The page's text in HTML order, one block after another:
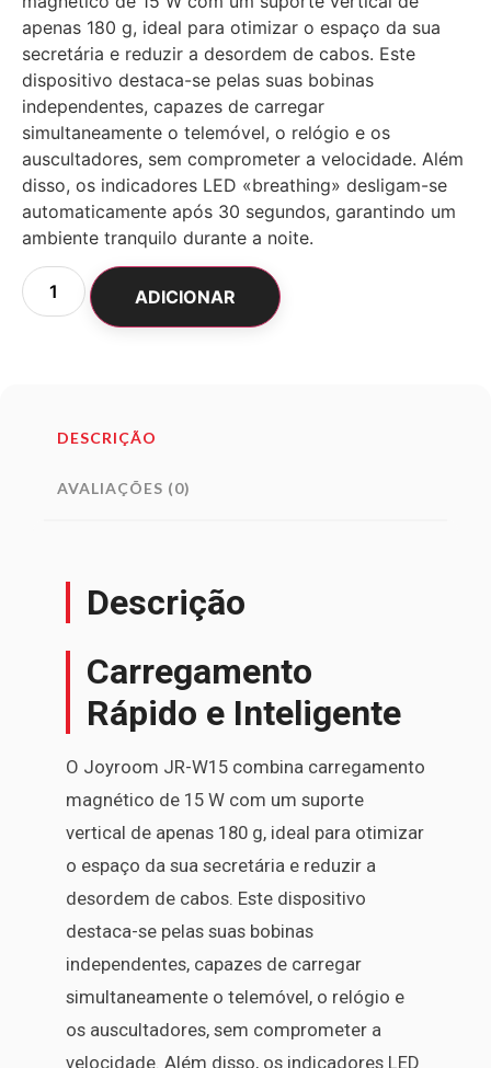
apenas 180 g, ideal para otimizar o espaço da sua
secretária e reduzir a desordem de cabos. Este
dispositivo destaca-se pelas suas bobinas
independentes, capazes de carregar
simultaneamente o telemóvel, o relógio e os
auscultadores, sem comprometer a velocidade. Além
disso, os indicadores LED «breathing» desligam-se
automaticamente após 30 segundos, garantindo um
ambiente tranquilo durante a noite.
ADICIONAR
DESCRIÇÃO
AVALIAÇÕES (0)
Descrição
Carregamento
Rápido e Inteligente
O Joyroom JR-W15 combina carregamento
magnético de 15 W com um suporte
vertical de apenas 180 g, ideal para otimizar
o espaço da sua secretária e reduzir a
desordem de cabos. Este dispositivo
destaca-se pelas suas bobinas
independentes, capazes de carregar
simultaneamente o telemóvel, o relógio e
os auscultadores, sem comprometer a
velocidade. Além disso, os indicadores LED